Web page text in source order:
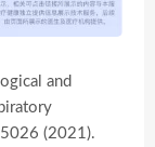
and
(2021).